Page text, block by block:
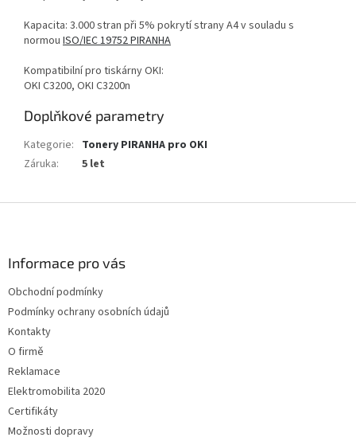
Kapacita: 3.000 stran při 5% pokrytí strany A4 v souladu s
normou ISO/IEC 19752 PIRANHA
Kompatibilní pro tiskárny OKI:
OKI C3200, OKI C3200n
Doplňkové parametry
Kategorie: Tonery PIRANHA pro OKI
Záruka: 5 let
Informace pro vás
Obchodní podmínky
Podmínky ochrany osobních údajů
Kontakty
O firmě
Reklamace
Elektromobilita 2020
Certifikáty
Možnosti dopravy